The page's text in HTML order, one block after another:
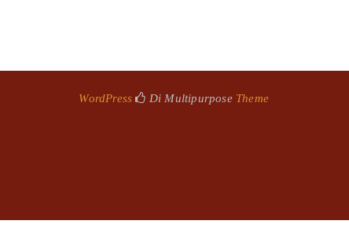
WordPress Di MultipurposeTheme